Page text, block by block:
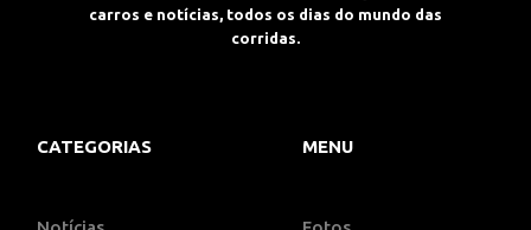
carros e notícias, todos os dias do mundo das
corridas.
CATEGORIAS MENU